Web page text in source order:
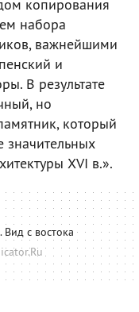
копирования
набора
важнейшими
и
В результате
но
который
значительных
XVI в.».
с востока